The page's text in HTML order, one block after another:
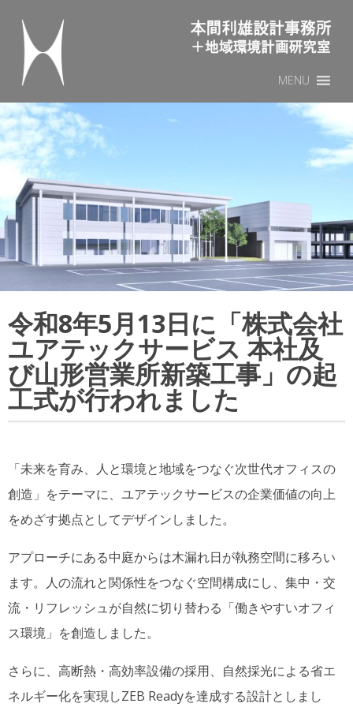
to
MENU
令和8年5月13日に「株式会社
ユアテックサービス 本社及
び山形営業所新築工事」の起
工式が行われました
「未来を育み、人と環境と地域をつなぐ次世代オフィスの
創造」をテーマに、ユアテックサービスの企業価値の向上
をめざす拠点としてデザインしました。
アプローチにある中庭からは木漏れ日が執務空間に移ろい
ます。人の流れと関係性をつなぐ空間構成にし、集中・交
流・リフレッシュが自然に切り替わる「働きやすいオフィ
ス環境」を創造しました。
さらに、高断熱・高効率設備の採用、自然採光による省エ
ネルギー化を実現しZEB Readyを達成する設計としまし